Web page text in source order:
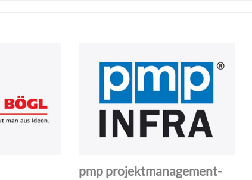
pmp projektmanagement-